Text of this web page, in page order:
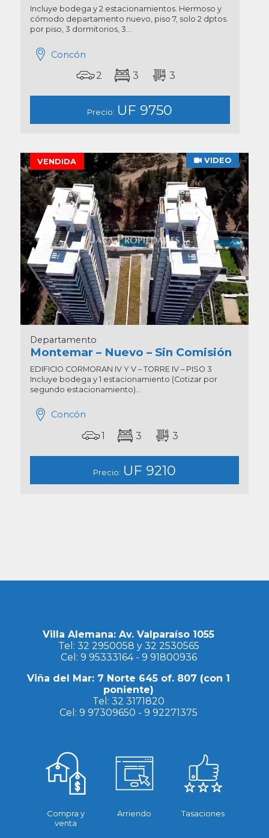
Incluye bodega y 2 estacionamientos. Hermoso y
cómodo departamento nuevo, piso 7, solo 2 dptos.
por piso, 3 dormitorios, 3...
Concón
2 3 3
Precio: UF 9750
VENDIDA VIDEO
Departamento
Montemar – Nuevo – Sin Comisión
EDIFICIO CORMORAN IV Y V – TORRE IV – PISO 3
Incluye bodega y 1 estacionamiento (Cotizar por
segundo estacionamiento)...
Concón
1 3 3
Precio: UF 9210
Villa Alemana: Av. Valparaíso 1055
Tel: 32 2950058 y 32 2530565
Cel: 9 95333164- 9 91800936
Viña del Mar: 7 Norte 645 of. 807 (con 1
poniente)
Tel:32 3171820
Cel:9 97309650 -9 92271375
Compra y
venta
Arriendo Tasaciones